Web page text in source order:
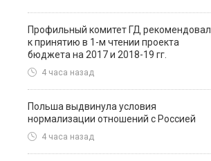
Профильный комитет ГД рекомендовал
к принятию в 1-м чтении проекта
бюджета на 2017 и 2018-19 гг.
4 часа назад
Польша выдвинула условия
нормализации отношений с Россией
4 часа назад